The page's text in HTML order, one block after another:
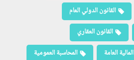
القانون الدولي العام
القانون العقاري
المالية العامة
المحاسبة العمومية